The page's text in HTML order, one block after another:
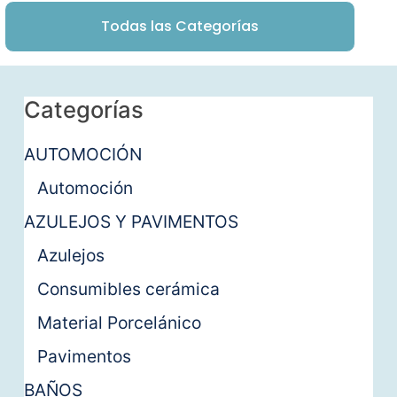
Todas las Categorías
Categorías
AUTOMOCIÓN
Automoción
AZULEJOS Y PAVIMENTOS
Azulejos
Consumibles cerámica
Material Porcelánico
Pavimentos
BAÑOS